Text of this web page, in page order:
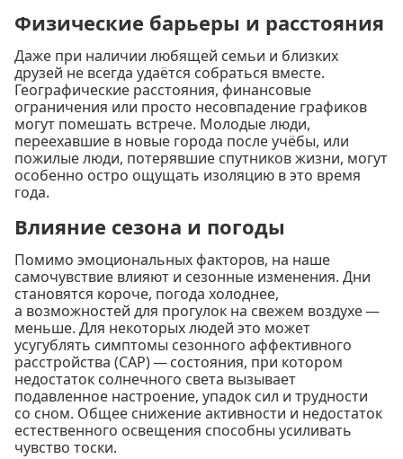
Физические барьеры и расстояния
Даже при наличии любящей семьи и близких
друзей не всегда удаётся собраться вместе.
Географические расстояния, финансовые
ограничения или просто несовпадение графиков
могут помешать встрече. Молодые люди,
переехавшие в новые города после учёбы, или
пожилые люди, потерявшие спутников жизни, могут
особенно остро ощущать изоляцию в это время
года.
Влияние сезона и погоды
Помимо эмоциональных факторов, на наше
самочувствие влияют и сезонные изменения. Дни
становятся короче, погода холоднее,
а возможностей для прогулок на свежем воздухе —
меньше. Для некоторых людей это может
усугублять симптомы сезонного аффективного
расстройства (САР) — состояния, при котором
недостаток солнечного света вызывает
подавленное настроение, упадок сил и трудности
со сном. Общее снижение активности и недостаток
естественного освещения способны усиливать
чувство тоски.